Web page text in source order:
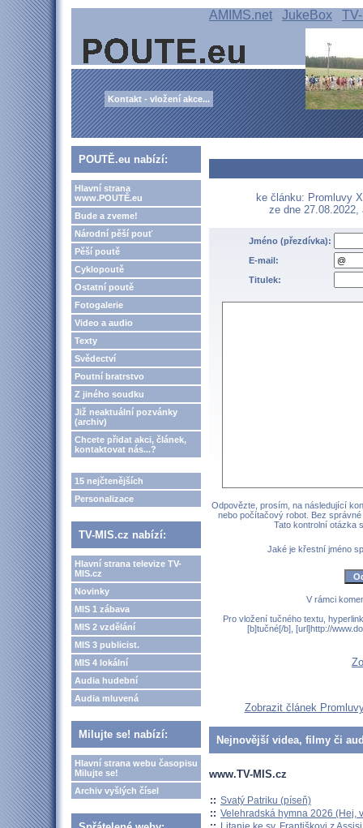
AMIMS.net JukeBox
Kontakt - vložení akce...
POUTĚ.eu nabízí:
Hlavní strana
www.POUTĚ.eu
Bude a zveme!
Národní pěší pouť
Pěší poutě
Cyklopoutě
Ostatní poutě
Fotogalerie
Video a audio
Texty
Svědectví
Poutní bratrstvo
Z jiného soudku
Již neaktuální pozvánky
(archiv)
Chcete přidat akci, článek,
kontaktovat nás...?
15 nejčtenějších
Personalizace
TV-MIS.cz nabízí:
Hlavní strana televize TV-
MIS.cz
Novinky
MIS 1 zábava
MIS 2 vzdělání
MIS 3 publicist.
MIS 4 lokální
Audia hudební
Audia mluvená
Milujte se! nabízí:
Hlavní strana webu časopisu
Milujte se!
Archiv vyšlých čísel
ke článku: Promluvy
ze dne
Jméno (přezdívka):
E-mail:
Titulek:
Odpovězte, prosím, na následující
nebo počítačový robot. Bez
Tato kontrolní otázka
Jaké je křestní jméno
V rámci
Pro vložení tučného textu,
[b]tučné[/b], [url]http://
Zobrazit článek
Nejnovější videa, filmy či
www.TV-MIS.cz
:: Svatý Patriku (píseň)
:: Velehradská hymna 2026 (Hej,